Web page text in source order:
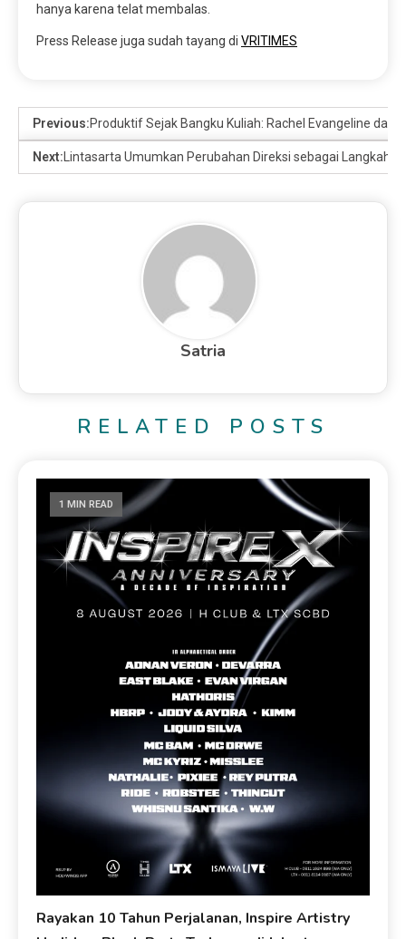
hanya karena telat membalas.
Press Release juga sudah tayang di VRITIMES
Previous:Produktif Sejak Bangku Kuliah: Rachel Evangeline
Next: Lintasarta Umumkan Perubahan Direksi sebagai Langkah
Satria
RELATED POSTS
1 MIN READ
Rayakan 10 Tahun Perjalanan, Inspire Artistry